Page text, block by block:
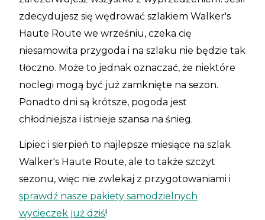
zdecydujesz się wędrować szlakiem Walker's
Haute Route we wrześniu, czeka cię
niesamowita przygoda i na szlaku nie będzie tak
tłoczno. Może to jednak oznaczać, że niektóre
noclegi mogą być już zamknięte na sezon.
Ponadto dni są krótsze, pogoda jest
chłodniejsza i istnieje szansa na śnieg.
Lipiec i sierpień to najlepsze miesiące na szlak
Walker's Haute Route, ale to także szczyt
sezonu, więc nie zwlekaj z przygotowaniami i
sprawdź nasze pakiety samodzielnych
wycieczek już dziś!